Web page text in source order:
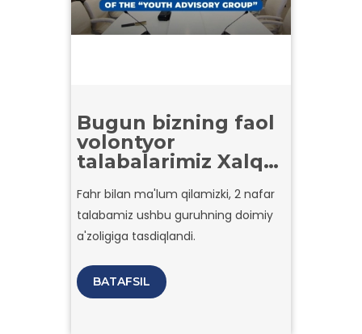
Bugun bizning faol
volontyor
talabalarimiz Xalq
Toshkent shahar
kengashi
huzuridagi “Yoshlar
tashkilot majlisida
ishtirok etdi.
Fahr bilan ma'lum qilamizki, 2 nafar
talabamiz ushbu guruhning doimiy
a'zoligiga tasdiqlandi.
BATAFSIL